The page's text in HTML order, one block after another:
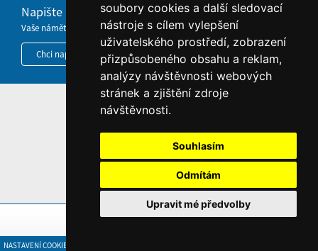
soubory cookies a další sledovací
nástroje s cílem vylepšení
uživatelského prostředí, zobrazení
přizpůsobeného obsahu a reklam,
analýzy návštěvnosti webových
stránek a zjištění zdroje
návštěvnosti.
Souhlasím
Odmítám
Upravit mé předvolby
NASTAVENÍ COOKIES
Napište nám
Vaše náměty, komentáře, připomínky a dotazy nezůstanou bez odezvy.
Chci napsat MKČR
HOME
INFORMACE O WEBU